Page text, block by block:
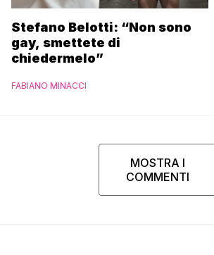
Stefano Belotti: “Non sono
gay, smettete di
chiedermelo”
FABIANO MINACCI
MOSTRA I
COMMENTI